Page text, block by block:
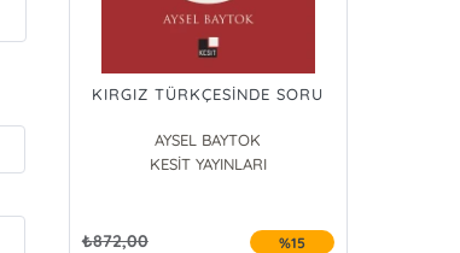
KIRGIZ TÜRKÇESİNDE SORU
AYSEL BAYTOK
KESİT YAYINLARI
₺872,00 %15